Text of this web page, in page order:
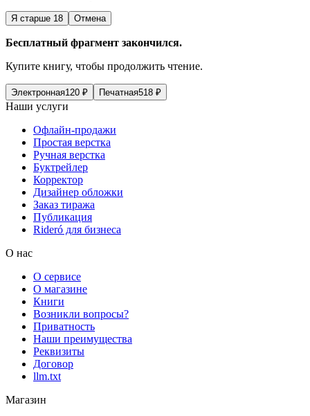
Я старше 18 Отмена
Бесплатный фрагмент закончился.
Купите книгу, чтобы продолжить чтение.
Электронная120 ₽ Печатная518 ₽
Наши услуги
Офлайн-продажи
Простая верстка
Ручная верстка
Буктрейлер
Корректор
Дизайнер обложки
Заказ тиража
Публикация
Rideró для бизнеса
О нас
О сервисе
О магазине
Книги
Возникли вопросы?
Приватность
Наши преимущества
Реквизиты
Договор
llm.txt
Магазин